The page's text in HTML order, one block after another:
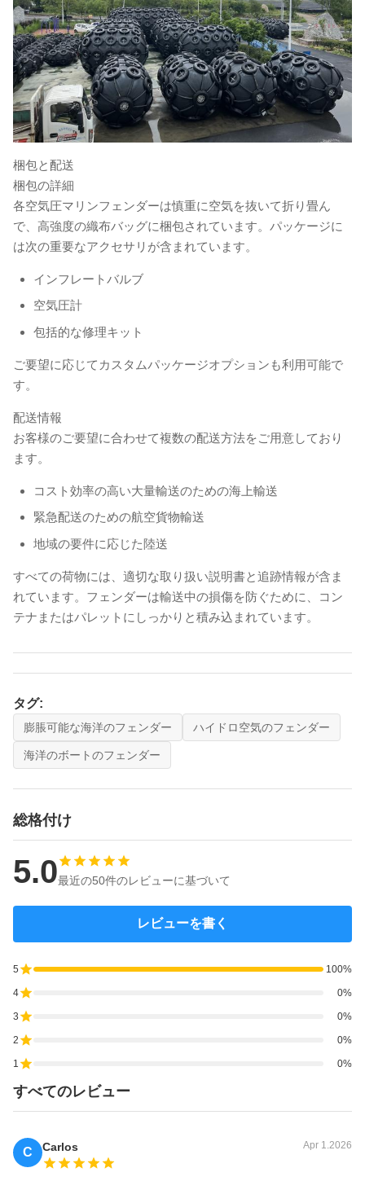
梱包と配送
梱包の詳細
各空気圧マリンフェンダーは慎重に空気を抜いて折り畳ん
で、高強度の織布バッグに梱包されています。パッケージに
は次の重要なアクセサリが含まれています。
インフレートバルブ
空気圧計
包括的な修理キット
ご要望に応じてカスタムパッケージオプションも利用可能で
す。
配送情報
お客様のご要望に合わせて複数の配送方法をご用意しており
ます。
コスト効率の高い大量輸送のための海上輸送
緊急配送のための航空貨物輸送
地域の要件に応じた陸送
すべての荷物には、適切な取り扱い説明書と追跡情報が含ま
れています。フェンダーは輸送中の損傷を防ぐために、コン
テナまたはパレットにしっかりと積み込まれています。
タグ:
膨脹可能な海洋のフェンダー ハイドロ空気のフェンダー
海洋のボートのフェンダー
総格付け
5.0最近の50件のレビューに基づいて
レビューを書く
5 100%
4 0%
3 0%
2 0%
1 0%
すべてのレビュー
C Carlos Apr 1.2026